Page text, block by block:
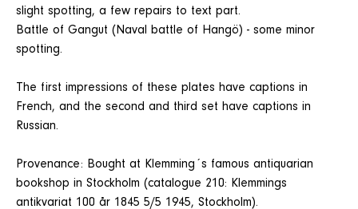
slight spotting, a few repairs to text part.
Battle of Gangut (Naval battle of Hangö) - some minor
spotting.
The first impressions of these plates have captions in
French, and the second and third set have captions in
Russian.
Provenance: Bought at Klemming´s famous antiquarian
bookshop in Stockholm (catalogue 210: Klemmings
antikvariat 100 år 1845 5/5 1945, Stockholm).